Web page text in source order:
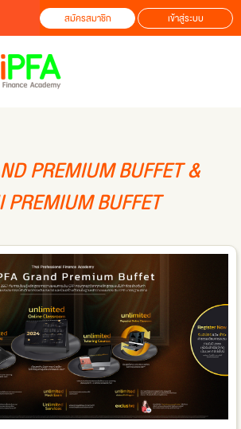
สมัครสมาชิก เข้าสู่ระบบ
PREMIUM BUFFET &
PREMIUM BUFFET